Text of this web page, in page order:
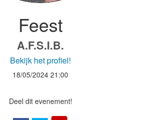
Feest
A.F.S.I.B.
Bekijk het profiel!
18/05/2024 21:00
Deel dit evenement!